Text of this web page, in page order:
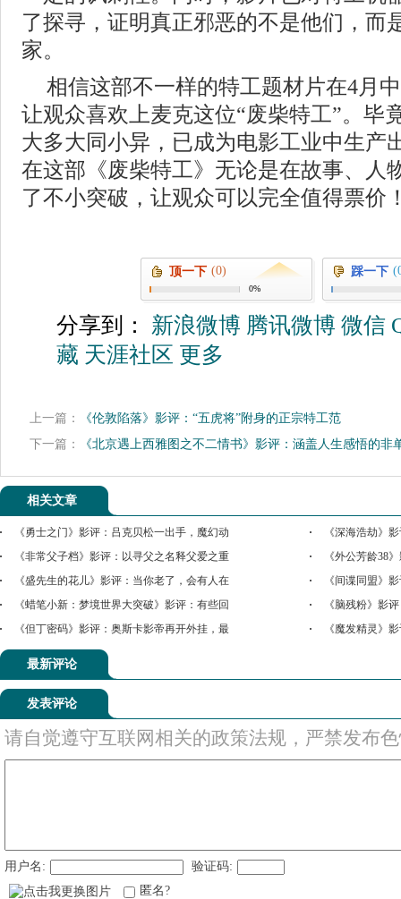
了探寻，证明真正邪恶的不是他们，而
家。
相信这部不一样的特工题材片在4月
让观众喜欢上麦克这位“废柴特工”。毕
大多大同小异，已成为电影工业中生产
在这部《废柴特工》无论是在故事、人
了不小突破，让观众可以完全值得票价
顶一下 (0)
0%
踩一下
分享到： 新浪微博 腾讯微博 微信
藏 天涯社区 更多
上一篇：
《伦敦陷落》影评：“五虎将”附身的正宗特工范
下一篇：
《北京遇上西雅图之不二情书》影评：涵盖人生感悟的非
相关文章
《勇士之门》影评：吕克贝松一出手，魔幻动
《深海浩劫》
《非常父子档》影评：以寻父之名释父爱之重
《外公芳龄38
《盛先生的花儿》影评：当你老了，会有人在
《间谍同盟》
《蜡笔小新：梦境世界大突破》影评：有些回
《脑残粉》影
《但丁密码》影评：奥斯卡影帝再开外挂，最
《魔发精灵》
最新评论
发表评论
请自觉遵守互联网相关的政策法规，严禁发布
用户名:
验证码:
匿名?